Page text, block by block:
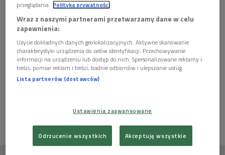
Autor:Dżennet Połtorzycka
Świąteczny odcinek w pliku dźwiękowym MP3! Zapraszamy!
Ten artykuł nie ma jeszcze komentarzy, możesz być pierwszy!
przeglądania. Polityka prywatności
Wraz z naszymi partnerami przetwarzamy dane w celu
zapewnienia:
Użycie dokładnych danych geolokalizacyjnych. Aktywne skanowanie
charakterystyki urządzenia do celów identyfikacji. Przechowywanie
informacji na urządzeniu lub dostęp do nich. Spersonalizowane reklamy i
treści, pomiar reklam i treści, badnie odbiorców i ulepszanie usług.
Lista partnerów (dostawców)
Ustawienia zaawansowane
Odrzucenie wszystkich Akceptuję wszystkie